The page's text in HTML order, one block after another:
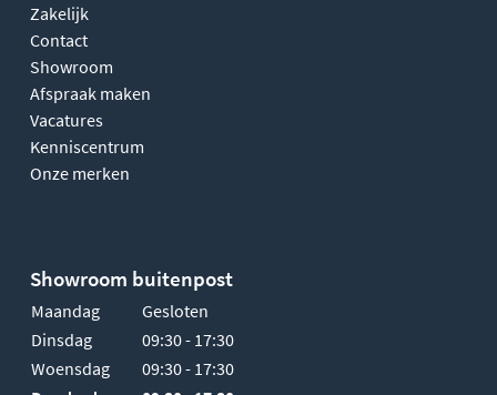
Zakelijk
Contact
Showroom
Afspraak maken
Vacatures
Kenniscentrum
Onze merken
Showroom buitenpost
Maandag
Gesloten
Dinsdag
09:30 - 17:30
Woensdag
09:30 - 17:30